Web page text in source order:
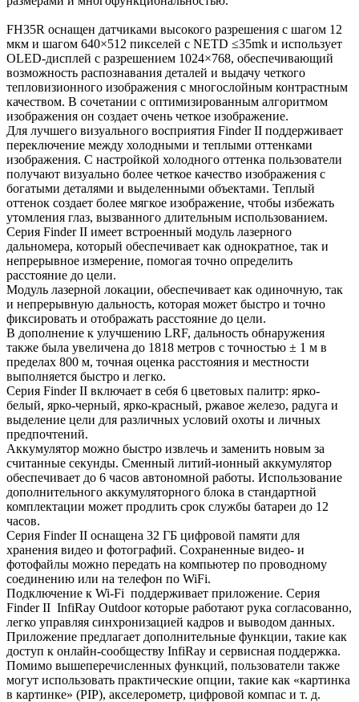
FH35R оснащен датчиками высокого разрешения с шагом 12
мкм и шагом 640×512 пикселей с NETD ≤35mk и использует
OLED-дисплей с разрешением 1024×768, обеспечивающий
возможность распознавания деталей и выдачу четкого
тепловизионного изображения с многослойным контрастным
качеством. В сочетании с оптимизированным алгоритмом
изображения он создает очень четкое изображение.
Для лучшего визуального восприятия Finder II поддерживает
переключение между холодными и теплыми оттенками
изображения. С настройкой холодного оттенка пользователи
получают визуально более четкое качество изображения с
богатыми деталями и выделенными объектами. Теплый
оттенок создает более мягкое изображение, чтобы избежать
утомления глаз, вызванного длительным использованием.
Серия Finder II имеет встроенный модуль лазерного
дальномера, который обеспечивает как однократное, так и
непрерывное измерение, помогая точно определить
расстояние до цели.
Модуль лазерной локации, обеспечивает как одиночную, так
и непрерывную дальность, которая может быстро и точно
фиксировать и отображать расстояние до цели.
В дополнение к улучшению LRF, дальность обнаружения
также была увеличена до 1818 метров с точностью ± 1 м в
пределах 800 м, точная оценка расстояния и местности
выполняется быстро и легко.
Серия Finder II включает в себя 6 цветовых палитр: ярко-
белый, ярко-черный, ярко-красный, ржавое железо, радуга и
выделение цели для различных условий охоты и личных
предпочтений.
Аккумулятор можно быстро извлечь и заменить новым за
считанные секунды. Сменный литий-ионный аккумулятор
обеспечивает до 6 часов автономной работы. Использование
дополнительного аккумуляторного блока в стандартной
комплектации может продлить срок службы батареи до 12
часов.
Серия Finder II оснащена 32 ГБ цифровой памяти для
хранения видео и фотографий. Сохраненные видео- и
фотофайлы можно передать на компьютер по проводному
соединению или на телефон по WiFi.
Подключение к Wi-Fi поддерживает приложение. Серия
Finder II InfiRay Outdoor которые работают рука согласованно,
легко управляя синхронизацией кадров и выводом данных.
Приложение предлагает дополнительные функции, такие как
доступ к онлайн-сообществу InfiRay и сервисная поддержка.
Помимо вышеперечисленных функций, пользователи также
могут использовать практические опции, такие как «картинка
в картинке» (PIP), акселерометр, цифровой компас и т. д.